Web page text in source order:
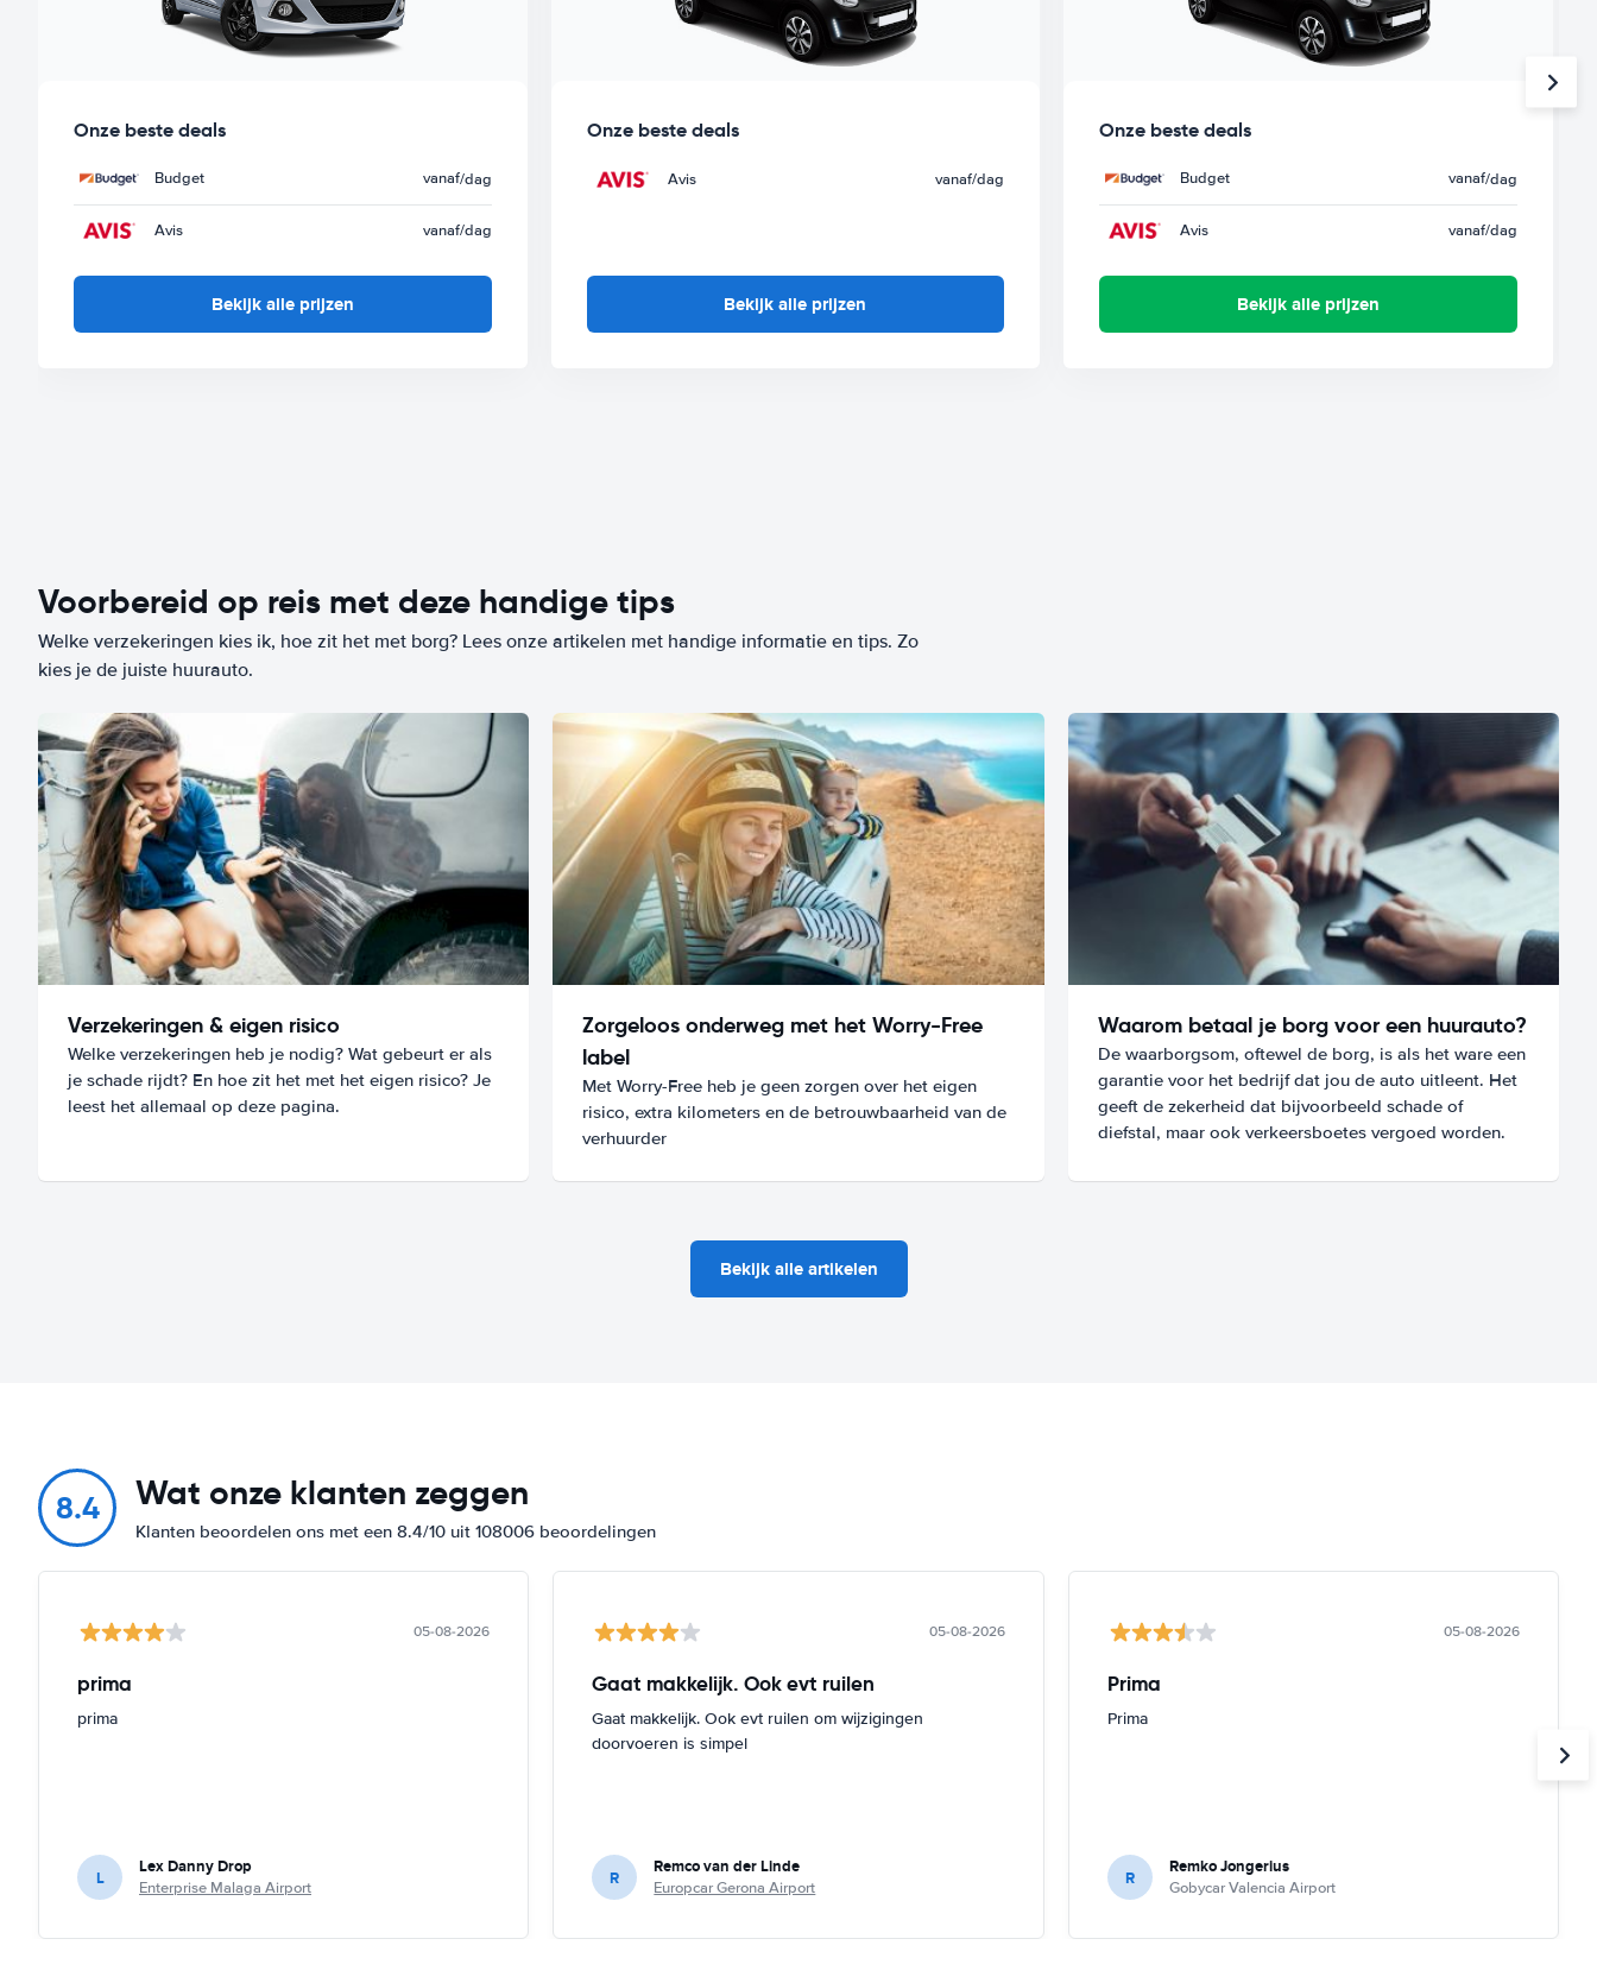
Onze beste deals
Budget vanaf/dag
Avis vanaf/dag
Bekijk alle prijzen
Onze beste deals
Avis vanaf/dag
Bekijk alle prijzen
Onze beste deals
Budget vanaf/dag
Avis vanaf/dag
Bekijk alle prijzen
Voorbereid op reis met deze handige tips
Welke verzekeringen kies ik, hoe zit het met borg? Lees onze artikelen met handige informatie en tips. Zo
kies je de juiste huurauto.
Verzekeringen & eigen risico
Welke verzekeringen heb je nodig? Wat gebeurt er als
je schade rijdt? En hoe zit het met het eigen risico? Je
leest het allemaal op deze pagina.
Zorgeloos onderweg met het Worry-Free
label
Met Worry-Free heb je geen zorgen over het eigen
risico, extra kilometers en de betrouwbaarheid van de
verhuurder
Waarom betaal je borg voor een huurauto?
De waarborgsom, oftewel de borg, is als het ware een
garantie voor het bedrijf dat jou de auto uitleent. Het
geeft de zekerheid dat bijvoorbeeld schade of
diefstal, maar ook verkeersboetes vergoed worden.
Bekijk alle artikelen
8.4 Wat onze klanten zeggen
Klanten beoordelen ons met een 8.4/10 uit 108006 beoordelingen
05-08-2026
prima
prima
L Lex Danny Drop
Enterprise Malaga Airport
05-08-2026
Gaat makkelijk. Ook evt ruilen
Gaat makkelijk. Ook evt ruilen om wijzigingen
doorvoeren is simpel
R Remco van der Linde
Europcar Gerona Airport
05-08-2026
Prima
Prima
R Remko Jongerius
Gobycar Valencia Airport